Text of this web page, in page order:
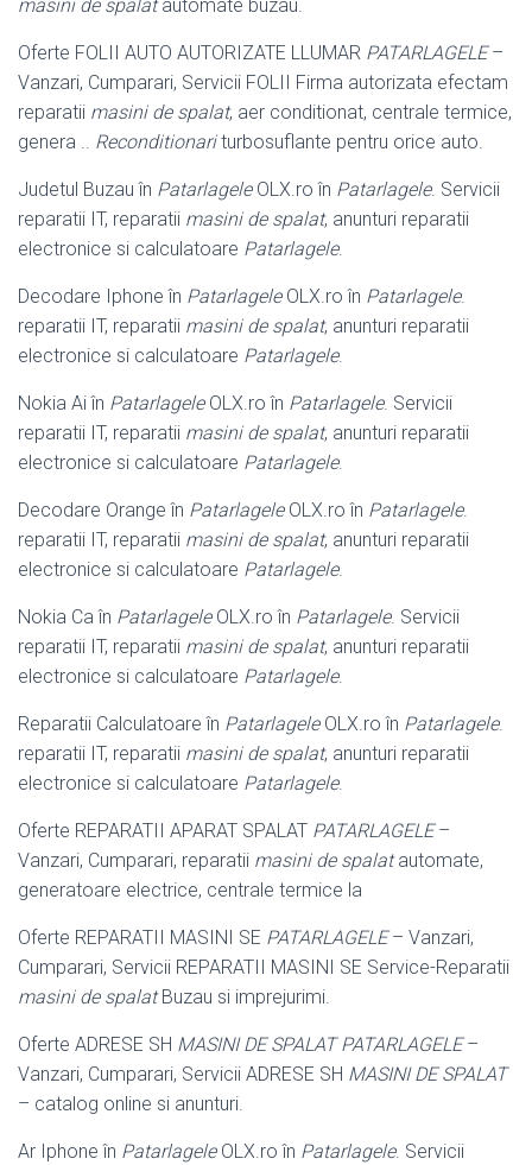
masini de spalatautomate buzau.
Oferte FOLII AUTO AUTORIZATE LLUMAR PATARLAGELE–
Vanzari, Cumparari, Servicii FOLII Firma autorizata efectam
reparatii masini de spalat, aer conditionat, centrale termice,
genera .. Reconditionariturbosuflante pentru orice auto.
Judetul Buzau în PatarlageleOLX.ro în Patarlagele. Servicii
reparatii IT, reparatii masini de spalat, anunturi reparatii
electronice si calculatoare Patarlagele.
Decodare Iphone în PatarlageleOLX.ro în Patarlagele.
reparatii IT, reparatii masini de spalat, anunturi reparatii
electronice si calculatoare Patarlagele.
Nokia Ai în PatarlageleOLX.ro în Patarlagele. Servicii
reparatii IT, reparatii masini de spalat, anunturi reparatii
electronice si calculatoare Patarlagele.
Decodare Orange în PatarlageleOLX.ro în Patarlagele.
reparatii IT, reparatii masini de spalat, anunturi reparatii
electronice si calculatoare Patarlagele.
Nokia Ca în PatarlageleOLX.ro în Patarlagele. Servicii
reparatii IT, reparatii masini de spalat, anunturi reparatii
electronice si calculatoare Patarlagele.
Reparatii Calculatoare în PatarlageleOLX.ro în Patarlagele.
reparatii IT, reparatii masini de spalat, anunturi reparatii
electronice si calculatoare Patarlagele.
Oferte REPARATII APARAT SPALAT PATARLAGELE–
Vanzari, Cumparari, reparatii masini de spalatautomate,
generatoare electrice, centrale termice la
Oferte REPARATII MASINI SE PATARLAGELE– Vanzari,
Cumparari, Servicii REPARATII MASINI SE Service-Reparatii
masini de spalatBuzau si imprejurimi.
Oferte ADRESE SH MASINI DE SPALAT PATARLAGELE–
Vanzari, Cumparari, Servicii ADRESE SH MASINI DE SPALAT
– catalog online si anunturi.
Ar Iphone în PatarlageleOLX.ro în Patarlagele. Servicii